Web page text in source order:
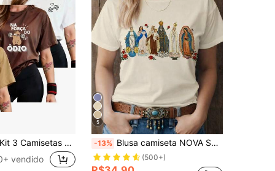
Kit 3 Camisetas Femininas Premium Algodão 100% Academia Musculação Conforto Treino
vendido
5
-13% Blusa camiseta NOVA SANTAS ESTAMPA VIRGEM MARIA CATÓLICA, CRISTÃ GOSPEL RELIGIOSA MISSA PLUS SIZE
(500+)